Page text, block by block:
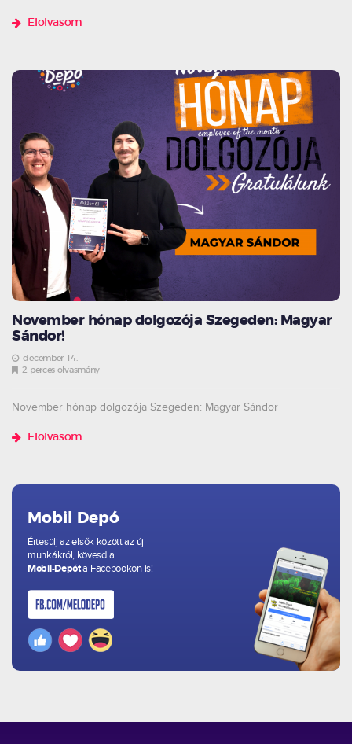
Elolvasom
November hónap dolgozója Szegeden: Magyar
Sándor!
december 14.
2 perces olvasmány
November hónap dolgozója Szegeden: Magyar Sándor
Elolvasom
Mobil Depó
Értesülj az elsők között az új
munkákról, kövesd a
Mobil-Depóta Facebookon is!